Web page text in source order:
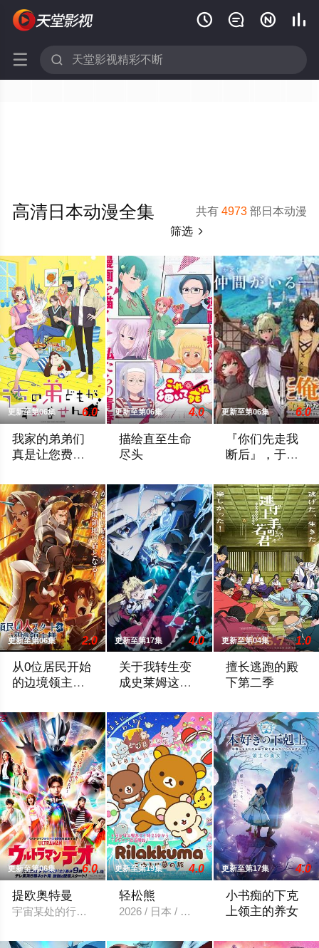
   
 
共有4973 部日本动漫
高清日本动漫全集
筛选 
更新至第06集 6.0
我家的弟弟们
真是让您费心
更新至第06集 4.0
描绘直至生命
尽头
更新至第06集 6.0
『你们先走我
断后』，于是
了传说
更新至第06集 2.0
从0位居民开始
的边境领主大
更新至第17集 4.0
关于我转生变
成史莱姆这档
更新至第04集 1.0
擅长逃跑的殿
下第二季
更新至第06集 6.0
提欧奥特曼
宇宙某处的行星“H12”这颗与地球极其相似的星球，某日遭到了
更新至第19集 4.0
轻松熊
2026 / 日本 / 内详
更新至第17集 4.0
小书痴的下克
上领主的养女